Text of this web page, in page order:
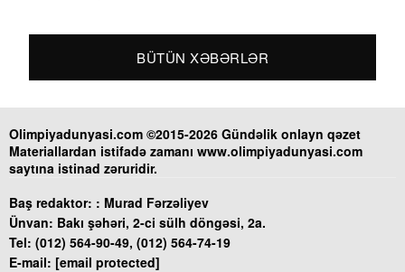
BÜTÜN XƏBƏRLƏR
Olimpiyadunyasi.com ©2015-2026 Gündəlik onlayn qəzet
Materiallardan istifadə zamanı www.olimpiyadunyasi.com
saytına istinad zəruridir.
Baş redaktor: : Murad Fərzəliyev
Ünvan: Bakı şəhəri, 2-ci sülh döngəsi, 2a.
Tel: (012) 564-90-49, (012) 564-74-19
E-mail: [email protected]